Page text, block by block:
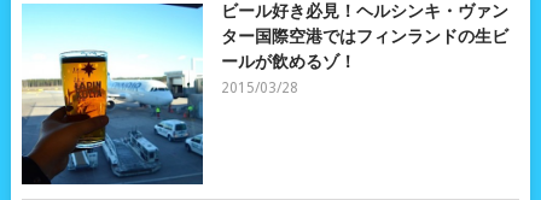
ビール好き必見！ヘルシンキ・ヴァン
ター国際空港ではフィンランドの生ビ
ールが飲めるゾ！
2015/03/28